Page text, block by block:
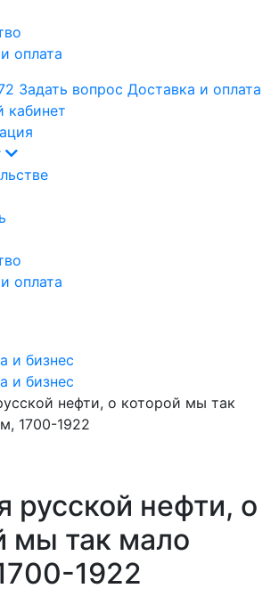
оплата
Задать вопрос Доставка и оплата
кабинет
оплата
и бизнес
и бизнес
нефти, о которой мы так
1700-1922
русской нефти, о
мы так мало
1922